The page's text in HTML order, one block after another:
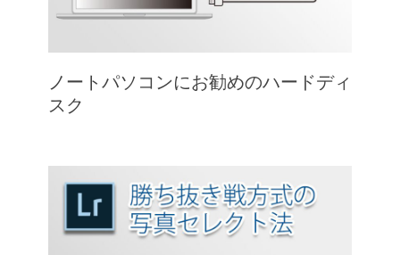
ノートパソコンにお勧めのハードディ
スク